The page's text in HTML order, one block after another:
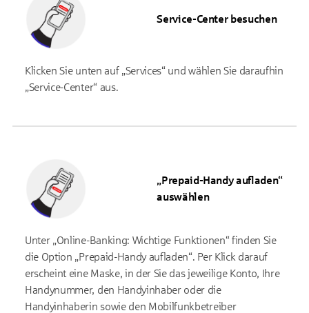
Service-Center besuchen
Klicken Sie unten auf „Services“ und wählen Sie daraufhin
„Service-Center“ aus.
„Prepaid-Handy aufladen“
auswählen
Unter „Online-Banking: Wichtige Funktionen“ finden Sie
die Option „Prepaid-Handy aufladen“. Per Klick darauf
erscheint eine Maske, in der Sie das jeweilige Konto, Ihre
Handynummer, den Handyinhaber oder die
Handyinhaberin sowie den Mobilfunkbetreiber